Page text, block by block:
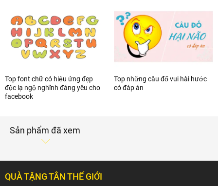
Top font chữ có hiệu ứng đẹp
độc lạ ngộ nghĩnh đáng yêu cho
facebook
Top những câu đố vui hài hước
có đáp án
Sản phẩm đã xem
QUÀ TẶNG TÂN THẾ GIỚI